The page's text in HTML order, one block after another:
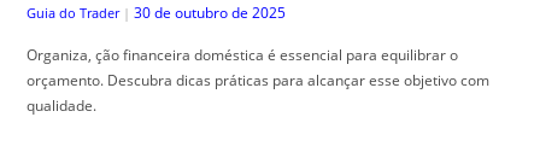
Guia do Trader | 30 de outubro de 2025
Organiza, ção financeira doméstica é essencial para equilibrar o
orçamento. Descubra dicas práticas para alcançar esse objetivo com
qualidade.